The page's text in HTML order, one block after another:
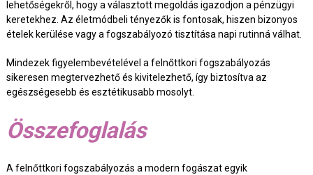
lehetőségekről, hogy a választott megoldás igazodjon a pénzügyi
keretekhez. Az életmódbeli tényezők is fontosak, hiszen bizonyos
ételek kerülése vagy a fogszabályozó tisztítása napi rutinná válhat.
Mindezek figyelembevételével a felnőttkori fogszabályozás
sikeresen megtervezhető és kivitelezhető, így biztosítva az
egészségesebb és esztétikusabb mosolyt.
Összefoglalás
A felnőttkori fogszabályozás a modern fogászat egyik